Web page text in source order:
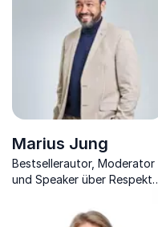
Motivation & Mindset.
Marius Jung
Bestsellerautor, Moderator
und Speaker über Respekt